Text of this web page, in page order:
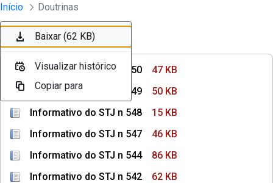
Pular para o Conteúdo principal
Instrumentos Jurídicos
Início Doutrinas
Ordenar Filtro
Informativo do STJ n 550
47 KB
Informativo do STJ n 549
50 KB
Informativo do STJ n 548
15 KB
Informativo do STJ n 547
46 KB
Informativo do STJ n 544
86 KB
Informativo do STJ n 542
62 KB
Baixar (47 KB)
Visualizar histórico
Copiar para
Baixar (50 KB)
Visualizar histórico
Copiar para
Baixar (15 KB)
Visualizar histórico
Copiar para
Baixar (46 KB)
Visualizar histórico
Copiar para
Baixar (86 KB)
Visualizar histórico
Copiar para
Baixar (62 KB)
Visualizar histórico
Copiar para